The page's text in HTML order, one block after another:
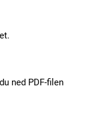
ned PDF-filen